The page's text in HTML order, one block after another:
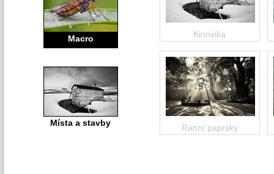
Macro
Místa a stavby
Kinnvika
Ranní paprsky